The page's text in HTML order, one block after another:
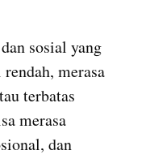
sosial yang
merasa
terbatas
merasa
dan